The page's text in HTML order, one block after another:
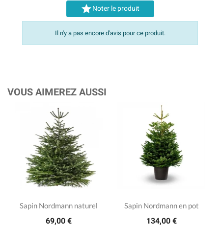
Noter le produit
Il n'y a pas encore d'avis pour ce produit.
VOUS AIMEREZ AUSSI
Sapin Nordmann naturel
69,00 €
Sapin Nordmann en pot
134,00 €